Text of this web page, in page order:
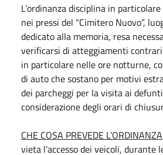
L’ordinanza disciplina in particolare
nei pressi del “Cimitero Nuovo”,
dedicato alla memoria, resa
verificarsi di atteggiamenti contrari
in particolare nelle ore notturne,
di auto che sostano per motivi
dei parcheggi per la visita ai
considerazione degli orari di
CHE COSA PREVEDE L’ORDINANZA
vieta l’accesso dei veicoli, durante